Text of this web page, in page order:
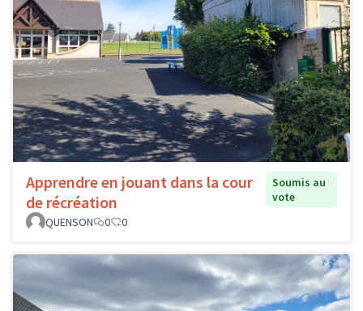
Apprendre en jouant dans la cour
de récréation
Soumis au
vote
QUENSON
0 0